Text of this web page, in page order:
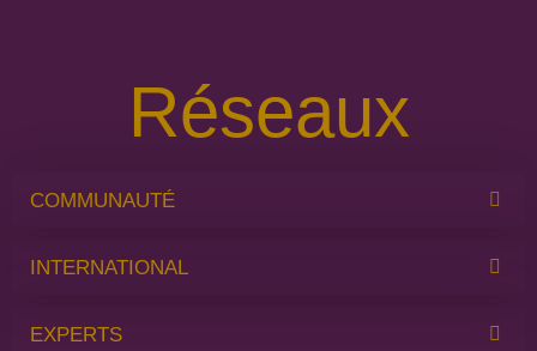
Réseaux
COMMUNAUTÉ
INTERNATIONAL
EXPERTS